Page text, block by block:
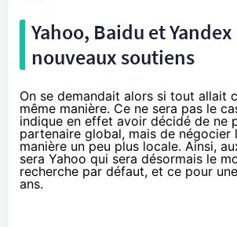
Yahoo, Baidu et
nouveaux soutiens
On se demandait alors si tout allait
même manière. Ce ne sera pas le
indique en effet avoir décidé de ne
partenaire global, mais de négocier
manière un peu plus locale. Ainsi,
sera Yahoo qui sera désormais le
recherche par défaut, et ce pour
ans.